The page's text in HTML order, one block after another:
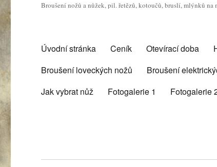
Broušení nožů a nůžek, pil. řetězů, kotoučů, bruslí, mlýnků na
Úvodní stránka Ceník Otevírací doba
Broušení loveckých nožů
Broušení
Jak vybrat nůž
Fotogalerie 1 Fotogalerie